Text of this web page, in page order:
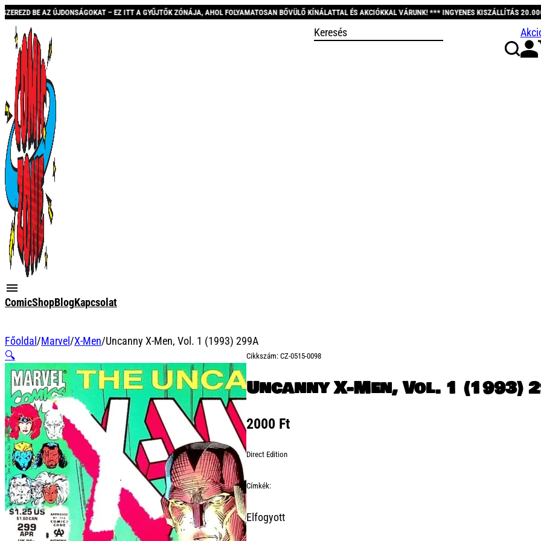
– EZ ITT A GYŰJTŐK ZÓNÁJA, AHOL FOLYAMATOSAN BŐVÜLŐ KÍNÁLATTAL ÉS AKCIÓKKAL VÁRUNK! *** INGYENES KISZÁLLÍTÁS 20.000 FT FELETT! ***
ComicShopBlogKapcsolat
Főoldal /Marvel /X-Men/Uncanny X-Men, Vol. 1 (1993) 299A
🔍
Cikkszám:CZ-0515-0098
Uncanny X-Men, Vol. 1 (1993)
2000 Ft
Direct Edition
Címkék:
Elfogyott